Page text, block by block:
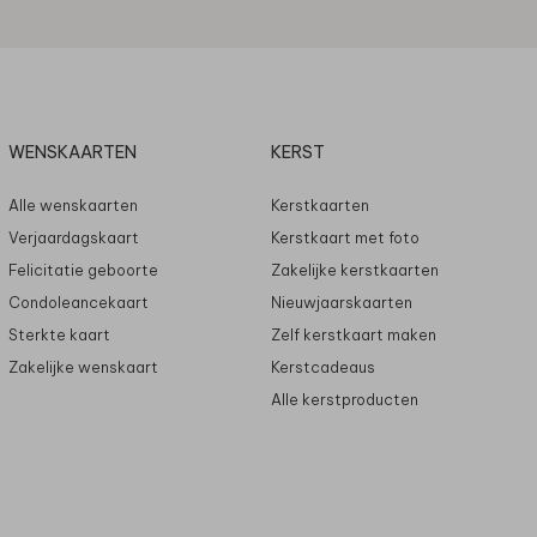
WENSKAARTEN
Alle wenskaarten
Verjaardagskaart
Felicitatie geboorte
Condoleancekaart
Sterkte kaart
Zakelijke wenskaart
KERST
Kerstkaarten
Kerstkaart met foto
Zakelijke kerstkaarten
Nieuwjaarskaarten
Zelf kerstkaart maken
Kerstcadeaus
Alle kerstproducten